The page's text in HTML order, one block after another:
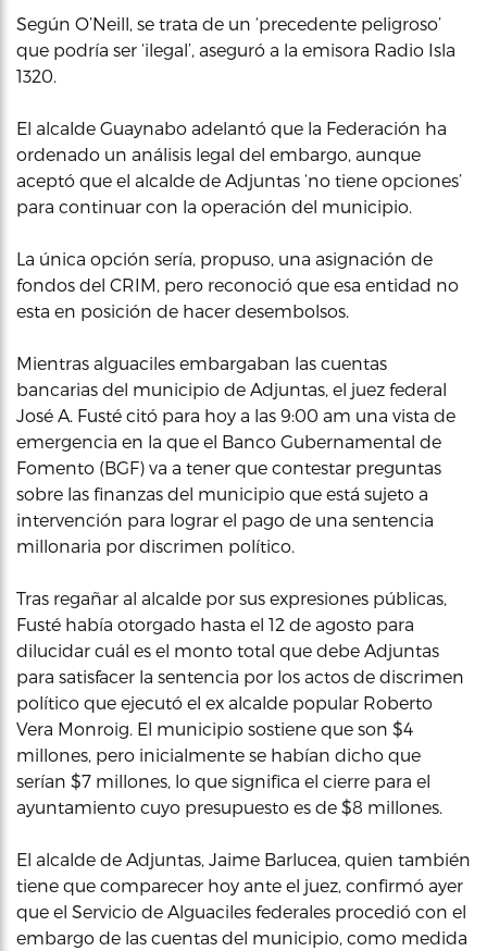
Según O’Neill, se trata de un ‘precedente peligroso’
que podría ser ‘ilegal’, aseguró a la emisora Radio Isla
1320.
El alcalde Guaynabo adelantó que la Federación ha
ordenado un análisis legal del embargo, aunque
aceptó que el alcalde de Adjuntas ‘no tiene opciones’
para continuar con la operación del municipio.
La única opción sería, propuso, una asignación de
fondos del CRIM, pero reconoció que esa entidad no
esta en posición de hacer desembolsos.
Mientras alguaciles embargaban las cuentas
bancarias del municipio de Adjuntas, el juez federal
José A. Fusté citó para hoy a las 9:00 am una vista de
emergencia en la que el Banco Gubernamental de
Fomento (BGF) va a tener que contestar preguntas
sobre las finanzas del municipio que está sujeto a
intervención para lograr el pago de una sentencia
millonaria por discrimen político.
Tras regañar al alcalde por sus expresiones públicas,
Fusté había otorgado hasta el 12 de agosto para
dilucidar cuál es el monto total que debe Adjuntas
para satisfacer la sentencia por los actos de discrimen
político que ejecutó el ex alcalde popular Roberto
Vera Monroig. El municipio sostiene que son $4
millones, pero inicialmente se habían dicho que
serían $7 millones, lo que significa el cierre para el
ayuntamiento cuyo presupuesto es de $8 millones.
El alcalde de Adjuntas, Jaime Barlucea, quien también
tiene que comparecer hoy ante el juez, confirmó ayer
que el Servicio de Alguaciles federales procedió con el
embargo de las cuentas del municipio, como medida